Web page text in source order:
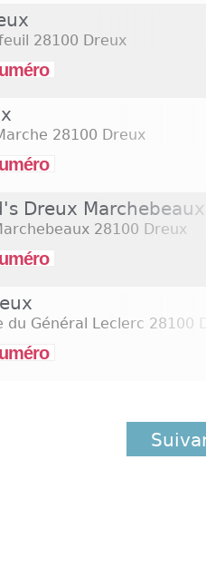
28100 Dreux
28100 Dreux
Dreux Marchebeaux
28100 Dreux
du Général Leclerc 28100